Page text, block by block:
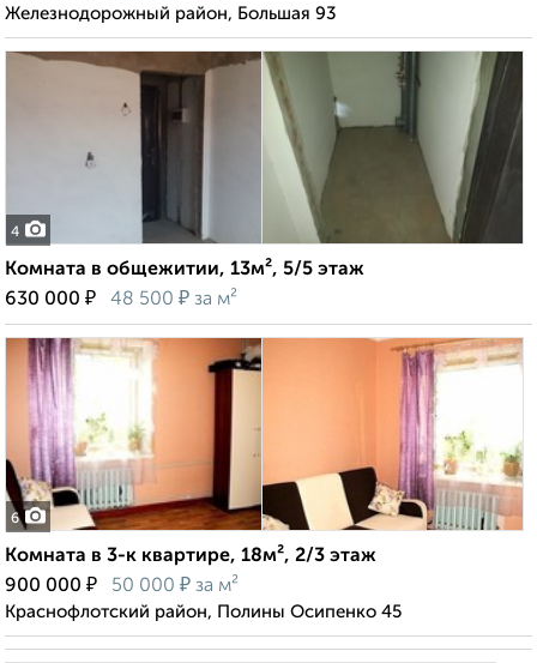
Железнодорожный район, Большая 93
4
Комната в общежитии, 13м², 5/5 этаж
630 000 ₽ 48 500 ₽ за м²
6
Комната в 3-к квартире, 18м², 2/3 этаж
900 000 ₽ 50 000 ₽ за м²
Краснофлотский район, Полины Осипенко 45